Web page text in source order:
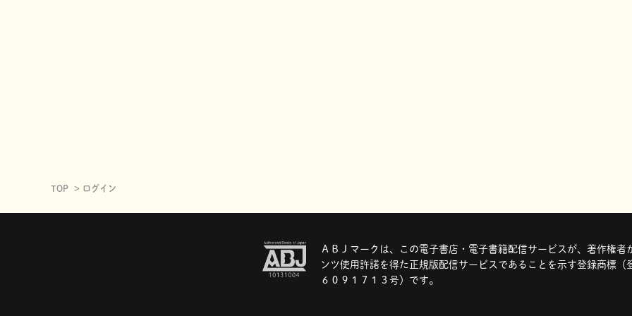
TOP ログイン
ＡＢＪマークは、この電子書店・電子書籍配信サービスが、著作権者
ンツ使用許諾を得た正規版配信サービスであることを示す登録商標（
６０９１７１３号）です。